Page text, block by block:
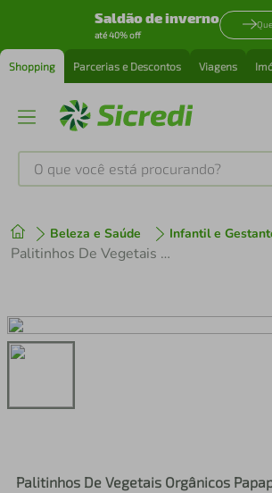
Saldão de inverno
até 40% off
Shopping Parcerias e Descontos Viagens
O que você está procurando?
Beleza e Saúde Infantil e
Palitinhos De Vegetais Orgânicos Papapá Sabor Beterraba 20g
Palitinhos De Vegetais Orgânicos
1º tenis